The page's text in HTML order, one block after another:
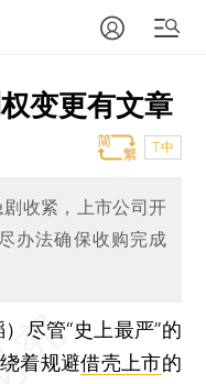
变更有文章
T中
收紧，上市公司开
办法确保收购完成
尽管“史上最严”的
着规避借壳上市的